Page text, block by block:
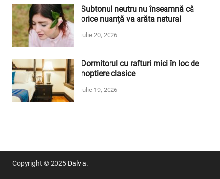
Subtonul neutru nu înseamnă că
orice nuanță va arăta natural
iulie 20, 2026
Dormitorul cu rafturi mici în loc de
noptiere clasice
iulie 19, 2026
Copyright © 2025 Dalvia.